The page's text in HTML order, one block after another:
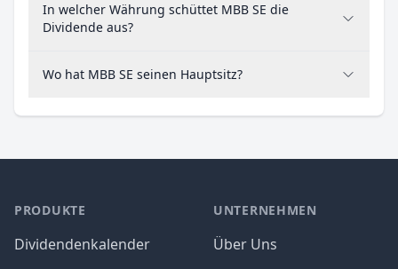
In welcher Währung schüttet MBB SE die
Dividende aus?
Wo hat MBB SE seinen Hauptsitz?
PRODUKTE
Dividendenkalender
UNTERNEHMEN
Über Uns